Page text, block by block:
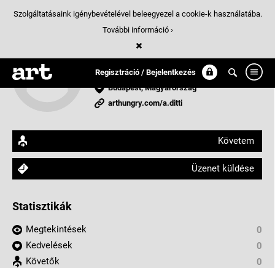
Regisztráció / Bejelentkezés
A.Ditti
lakberendező
Budapest, Magyarország
arthungry.com/a.ditti
Követem
Üzenet küldése
Statisztikák
Megtekintések
0
Kedvelések
0
Követők
0
Szolgáltatásaink igénybevételével beleegyezel a cookie-k használatába.
További információ ›